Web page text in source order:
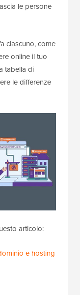
le persone
ciascuno, come
online il tuo
tabella di
le differenze
articolo:
e hosting